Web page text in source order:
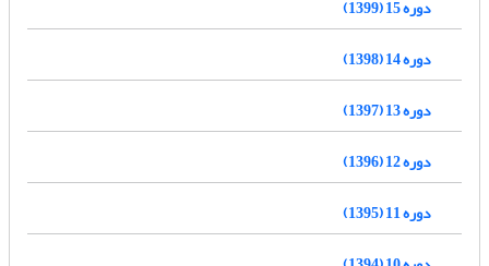
دوره 15 (1399)
دوره 14 (1398)
دوره 13 (1397)
دوره 12 (1396)
دوره 11 (1395)